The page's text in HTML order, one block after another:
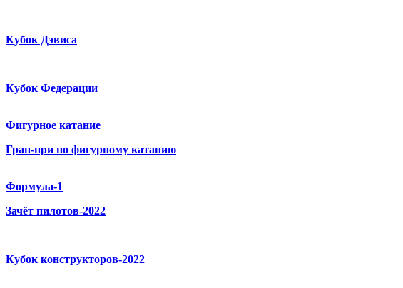
Кубок Дэвиса
Кубок Федерации
Фигурное катание
Гран-при по фигурному катанию
Формула-1
Зачёт пилотов-2022
Кубок конструкторов-2022